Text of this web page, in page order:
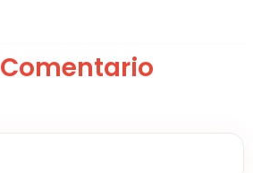
Comentario